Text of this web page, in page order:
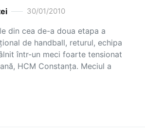
30/01/2010
din cea de-a doua etapa a
de handball, returul, echipa
într-un meci foarte tensionat
HCM Constanţa. Meciul a